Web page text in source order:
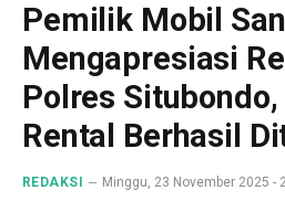
Pemilik Mobil
Mengapresiasi
Polres
Rental Berhasil
REDAKSI Minggu, 23 November 2025 -